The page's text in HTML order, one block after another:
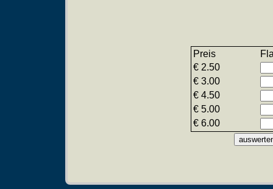
Preis
€ 2.50
€ 3.00
€ 4.50
€ 5.00
€ 6.00